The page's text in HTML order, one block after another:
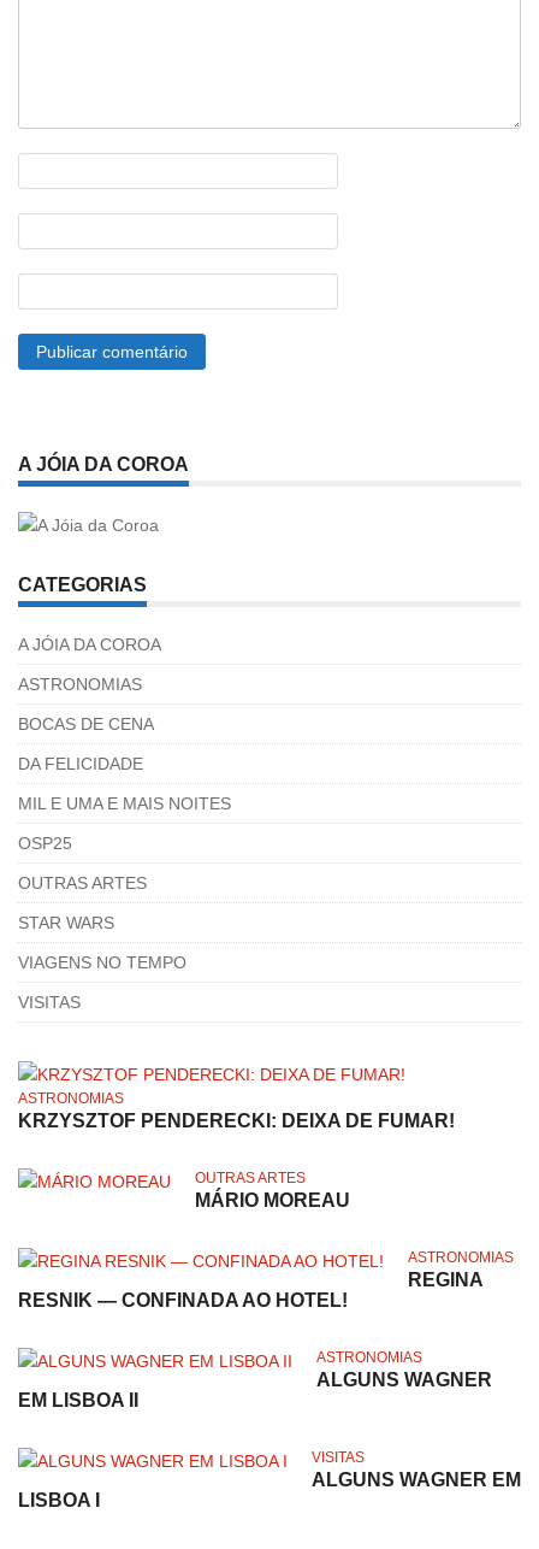
A JÓIA DA COROA
CATEGORIAS
A JÓIA DA COROA
ASTRONOMIAS
BOCAS DE CENA
DA FELICIDADE
MIL E UMA E MAIS NOITES
OSP25
OUTRAS ARTES
STAR WARS
VIAGENS NO TEMPO
VISITAS
ASTRONOMIAS
KRZYSZTOF PENDERECKI: DEIXA DE FUMAR!
OUTRAS ARTES
MÁRIO MOREAU
ASTRONOMIAS
REGINA
RESNIK — CONFINADA AO HOTEL!
ASTRONOMIAS
ALGUNS WAGNER
EM LISBOA II
VISITAS
ALGUNS WAGNER EM
LISBOA I